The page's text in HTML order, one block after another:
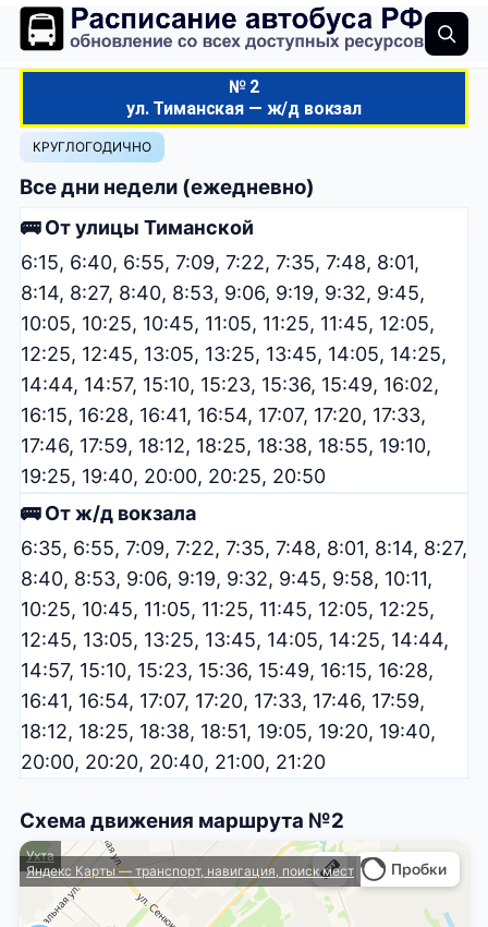
№ 2
ул. Тиманская — ж/д вокзал
КРУГЛОГОДИЧНО
Все дни недели (ежедневно)
🚌 От улицы Тиманской
6:15, 6:40, 6:55, 7:09, 7:22, 7:35, 7:48, 8:01,
8:14, 8:27, 8:40, 8:53, 9:06, 9:19, 9:32, 9:45,
10:05, 10:25, 10:45, 11:05, 11:25, 11:45, 12:05,
12:25, 12:45, 13:05, 13:25, 13:45, 14:05, 14:25,
14:44, 14:57, 15:10, 15:23, 15:36, 15:49, 16:02,
16:15, 16:28, 16:41, 16:54, 17:07, 17:20, 17:33,
17:46, 17:59, 18:12, 18:25, 18:38, 18:55, 19:10,
19:25, 19:40, 20:00, 20:25, 20:50
🚌 От ж/д вокзала
6:35, 6:55, 7:09, 7:22, 7:35, 7:48, 8:01, 8:14, 8:27,
8:40, 8:53, 9:06, 9:19, 9:32, 9:45, 9:58, 10:11,
10:25, 10:45, 11:05, 11:25, 11:45, 12:05, 12:25,
12:45, 13:05, 13:25, 13:45, 14:05, 14:25, 14:44,
14:57, 15:10, 15:23, 15:36, 15:49, 16:15, 16:28,
16:41, 16:54, 17:07, 17:20, 17:33, 17:46, 17:59,
18:12, 18:25, 18:38, 18:51, 19:05, 19:20, 19:40,
20:00, 20:20, 20:40, 21:00, 21:20
Схема движения маршрута №2
Ухта
Яндекс Карты — транспорт, навигация, поиск мест